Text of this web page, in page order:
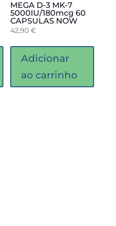
MEGA D-3 MK-7
5000IU/180mcg 60
CAPSULAS NOW
42,90€
Adicionar
ao carrinho